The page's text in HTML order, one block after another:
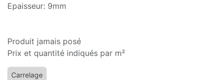
Epaisseur: 9mm
Produit jamais posé
Prix et quantité indiqués par m²
Carrelage